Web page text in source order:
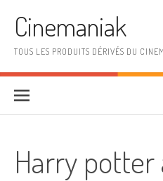
Cinemaniak
TOUS LES PRODUITS DÉRIVÉS DU
Harry